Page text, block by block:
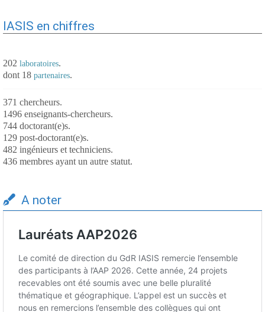
IASIS en chiffres
202 laboratoires.
dont 18 partenaires.
371 chercheurs.
1496 enseignants-chercheurs.
744 doctorant(e)s.
129 post-doctorant(e)s.
482 ingénieurs et techniciens.
436 membres ayant un autre statut.
A noter